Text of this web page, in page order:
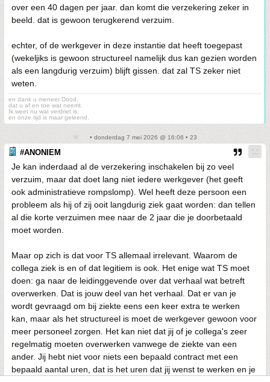
over een 40 dagen per jaar. dan komt die verzekering zeker in
beeld. dat is gewoon terugkerend verzuim.
echter, of de werkgever in deze instantie dat heeft toegepast
(wekeljiks is gewoon structureel namelijk dus kan gezien worden
als een langdurig verzuim) blijft gissen. dat zal TS zeker niet
weten.
en dank u meneer Dood,
dat u af en toe wat neemt.
Ik weet nu wat verdriet is,
en onze tijd is maar geleend.
• donderdag 7 mei 2026 @ 16:06 • 23
#ANONIEM
Je kan inderdaad al de verzekering inschakelen bij zo veel
verzuim, maar dat doet lang niet iedere werkgever (het geeft
ook administratieve rompslomp). Wel heeft deze persoon een
probleem als hij of zij ooit langdurig ziek gaat worden: dan tellen
al die korte verzuimen mee naar de 2 jaar die je doorbetaald
moet worden.
Maar op zich is dat voor TS allemaal irrelevant. Waarom de
collega ziek is en of dat legitiem is ook. Het enige wat TS moet
doen: ga naar de leidinggevende over dat verhaal wat betreft
overwerken. Dat is jouw deel van het verhaal. Dat er van je
wordt gevraagd om bij ziekte eens een keer extra te werken
kan, maar als het structureel is moet de werkgever gewoon voor
meer personeel zorgen. Het kan niet dat jij of je collega's zeer
regelmatig moeten overwerken vanwege de ziekte van een
ander. Jij hebt niet voor niets een bepaald contract met een
bepaald aantal uren, dat is het uren dat jij wenst te werken en je